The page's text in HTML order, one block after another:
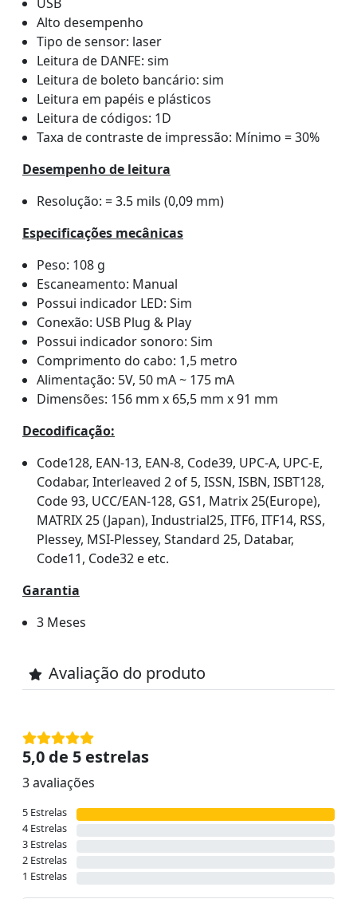
Alto desempenho
Tipo de sensor: laser
Leitura de DANFE: sim
Leitura de boleto bancário: sim
Leitura em papéis e plásticos
Leitura de códigos: 1D
Taxa de contraste de impressão: Mínimo = 30%
Desempenho de leitura
Resolução: = 3.5 mils (0,09 mm)
Especificações mecânicas
Peso: 108 g
Escaneamento: Manual
Possui indicador LED: Sim
Conexão: USB Plug & Play
Possui indicador sonoro: Sim
Comprimento do cabo: 1,5 metro
Alimentação: 5V, 50 mA ~ 175 mA
Dimensões: 156 mm x 65,5 mm x 91 mm
Decodificação:
Code128, EAN-13, EAN-8, Code39, UPC-A, UPC-E,
Codabar, Interleaved 2 of 5, ISSN, ISBN, ISBT128,
Code 93, UCC/EAN-128, GS1, Matrix 25(Europe),
MATRIX 25 (Japan), Industrial25, ITF6, ITF14, RSS,
Plessey, MSI-Plessey, Standard 25, Databar,
Code11, Code32 e etc.
Garantia
3 Meses
Avaliação do produto
5,0 de 5 estrelas
3 avaliações
5 Estrelas
4 Estrelas
3 Estrelas
2 Estrelas
1 Estrelas